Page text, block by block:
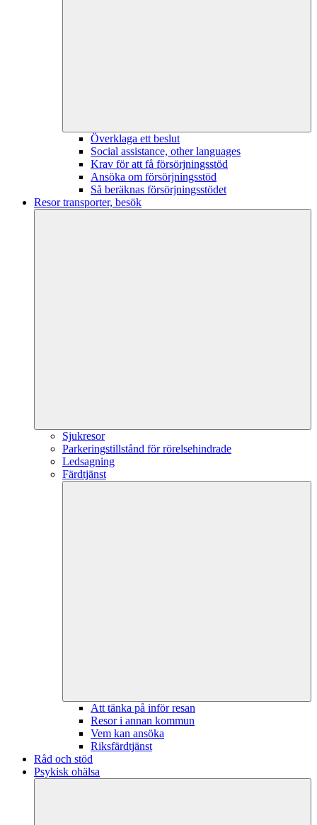
Överklaga ett beslut
Social assistance, other languages
Krav för att få försörjningsstöd
Ansöka om försörjningsstöd
Så beräknas försörjningsstödet
Resor transporter, besök
Sjukresor
Parkeringstillstånd för rörelsehindrade
Ledsagning
Färdtjänst
Att tänka på inför resan
Resor i annan kommun
Vem kan ansöka
Riksfärdtjänst
Råd och stöd
Psykisk ohälsa